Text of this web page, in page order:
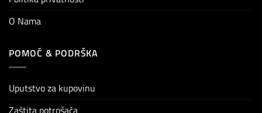
O Nama
POMOĆ & PODRŠKA
Uputstvo za kupovinu
Zaštita potrošača